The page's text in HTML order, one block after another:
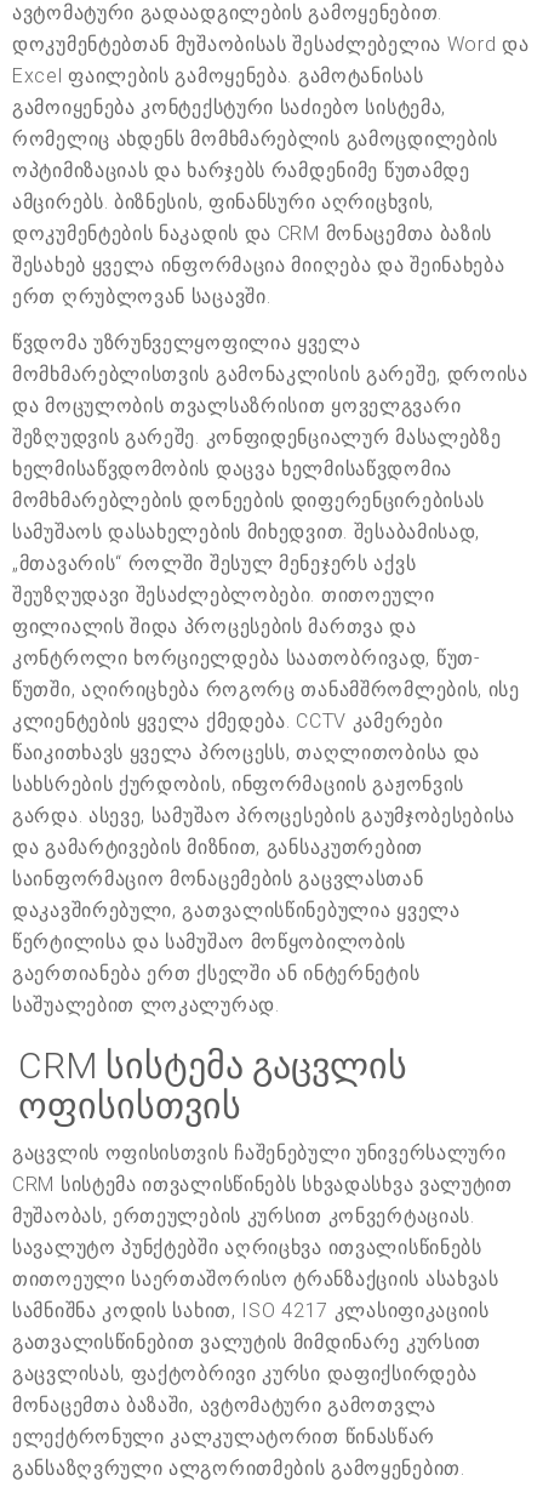
ავტომატური გადაადგილების გამოყენებით.
დოკუმენტებთან მუშაობისას შესაძლებელია Word და
Excel ფაილების გამოყენება. გამოტანისას
გამოიყენება კონტექსტური საძიებო სისტემა,
რომელიც ახდენს მომხმარებლის გამოცდილების
ოპტიმიზაციას და ხარჯებს რამდენიმე წუთამდე
ამცირებს. ბიზნესის, ფინანსური აღრიცხვის,
დოკუმენტების ნაკადის და CRM მონაცემთა ბაზის
შესახებ ყველა ინფორმაცია მიიღება და შეინახება
ერთ ღრუბლოვან საცავში.
წვდომა უზრუნველყოფილია ყველა
მომხმარებლისთვის გამონაკლისის გარეშე, დროისა
და მოცულობის თვალსაზრისით ყოველგვარი
შეზღუდვის გარეშე. კონფიდენციალურ მასალებზე
ხელმისაწვდომობის დაცვა ხელმისაწვდომია
მომხმარებლების დონეების დიფერენცირებისას
სამუშაოს დასახელების მიხედვით. შესაბამისად,
„მთავარის“ როლში შესულ მენეჯერს აქვს
შეუზღუდავი შესაძლებლობები. თითოეული
ფილიალის შიდა პროცესების მართვა და
კონტროლი ხორციელდება საათობრივად, წუთ-
წუთში, აღირიცხება როგორც თანამშრომლების, ისე
კლიენტების ყველა ქმედება. CCTV კამერები
წაიკითხავს ყველა პროცესს, თაღლითობისა და
სახსრების ქურდობის, ინფორმაციის გაჟონვის
გარდა. ასევე, სამუშაო პროცესების გაუმჯობესებისა
და გამარტივების მიზნით, განსაკუთრებით
საინფორმაციო მონაცემების გაცვლასთან
დაკავშირებული, გათვალისწინებულია ყველა
წერტილისა და სამუშაო მოწყობილობის
გაერთიანება ერთ ქსელში ან ინტერნეტის
საშუალებით ლოკალურად.
CRM სისტემა გაცვლის
ოფისისთვის
გაცვლის ოფისისთვის ჩაშენებული უნივერსალური
CRM სისტემა ითვალისწინებს სხვადასხვა ვალუტით
მუშაობას, ერთეულების კურსით კონვერტაციას.
სავალუტო პუნქტებში აღრიცხვა ითვალისწინებს
თითოეული საერთაშორისო ტრანზაქციის ასახვას
სამნიშნა კოდის სახით, ISO 4217 კლასიფიკაციის
გათვალისწინებით ვალუტის მიმდინარე კურსით
გაცვლისას, ფაქტობრივი კურსი დაფიქსირდება
მონაცემთა ბაზაში, ავტომატური გამოთვლა
ელექტრონული კალკულატორით წინასწარ
განსაზღვრული ალგორითმების გამოყენებით.